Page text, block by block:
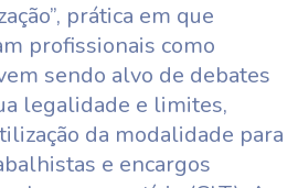
prática em que
profissionais como
sendo alvo de debates
legalidade e limites,
da modalidade para
e encargos